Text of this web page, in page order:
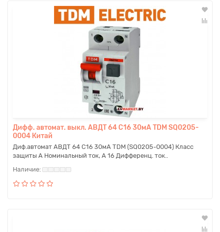
Дифф. автомат. выкл. АВДТ 64 С16 30мА TDM SQ0205-
0004 Китай
Диф.автомат АВДТ 64 C16 30мА TDM (SQ0205-0004) Класс
защиты A Номинальный ток, А 16 Дифференц. ток..